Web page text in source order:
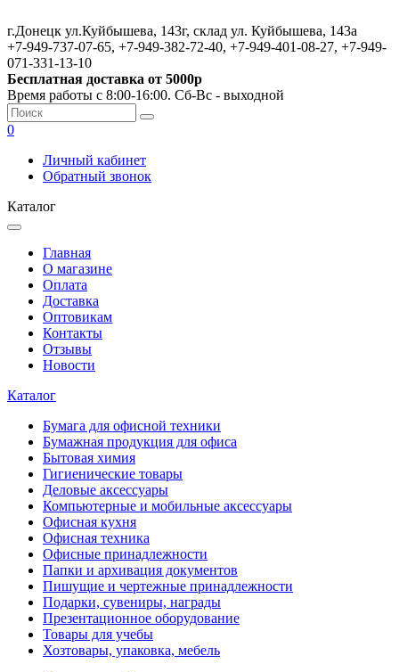
г.Донецк ул.Куйбышева, 143г, склад ул. Куйбышева, 143а
+7-949-737-07-65, +7-949-382-72-40, +7-949-401-08-27, +7-949-
071-331-13-10
Бесплатная доставка от 5000р
Время работы с 8:00-16:00. Сб-Вс - выходной
0
Личный кабинет
Обратный звонок
Каталог
Главная
О магазине
Оплата
Доставка
Оптовикам
Контакты
Отзывы
Новости
Каталог
Бумага для офисной техники
Бумажная продукция для офиса
Бытовая химия
Гигиенические товары
Деловые аксессуары
Компьютерные и мобильные аксессуары
Офисная кухня
Офисная техника
Офисные принадлежности
Папки и архивация документов
Пишущие и чертежные принадлежности
Подарки, сувениры, награды
Презентационное оборудование
Товары для учебы
Хозтовары, упаковка, мебель